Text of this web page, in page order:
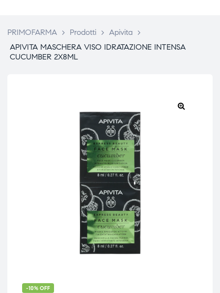
PRIMOFARMA > Prodotti > Apivita >
APIVITA MASCHERA VISO IDRATAZIONE INTENSA
CUCUMBER 2X8ML
-10% OFF